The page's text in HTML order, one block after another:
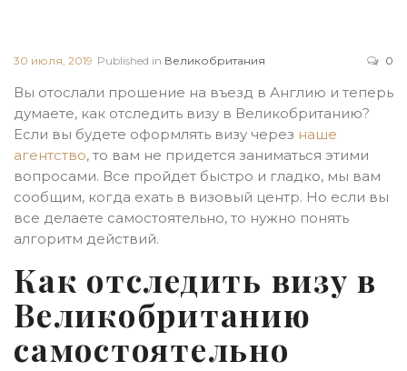
30 июля, 2019 Published in Великобритания 0
Вы отослали прошение на въезд в Англию и теперь
думаете, как отследить визу в Великобританию?
Если вы будете оформлять визу через наше
агентство, то вам не придется заниматься этими
вопросами. Все пройдет быстро и гладко, мы вам
сообщим, когда ехать в визовый центр. Но если вы
все делаете самостоятельно, то нужно понять
алгоритм действий.
Как отследить визу в
Великобританию
самостоятельно